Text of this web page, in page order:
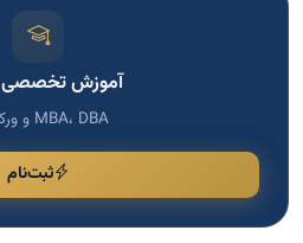
آموزش تخصصی
MBA، DBA و ورکشاپ
ثبت‌نام